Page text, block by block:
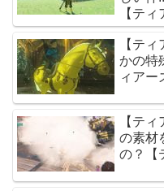
【テ
【テ
かの特
ィアー
【テ
の素材
の？【